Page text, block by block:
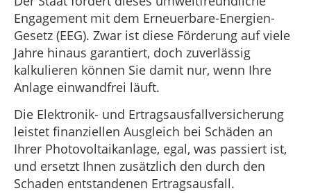
Engagement mit dem Erneuerbare-Energien-
Gesetz (EEG). Zwar ist diese Förderung auf viele
Jahre hinaus garantiert, doch zuverlässig
kalkulieren können Sie damit nur, wenn Ihre
Anlage einwandfrei läuft.
Die Elektronik- und Ertragsausfallversicherung
leistet finanziellen Ausgleich bei Schäden an
Ihrer Photovoltaikanlage, egal, was passiert ist,
und ersetzt Ihnen zusätzlich den durch den
Schaden entstandenen Ertragsausfall.